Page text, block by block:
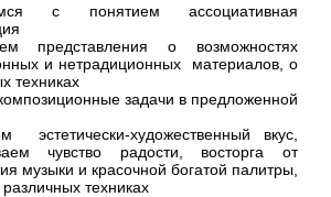
с понятием ассоциативная
представления о возможностях
и нетрадиционных материалов, о
техниках
задачи в предложенной
эстетически-художественный вкус,
чувство радости, восторга от
музыки и красочной богатой палитры,
техниках